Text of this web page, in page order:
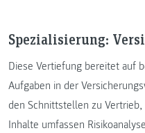
Spezialisierung:
Diese Vertiefung bereitet auf
Aufgaben in der
den Schnittstellen zu
Inhalte umfassen